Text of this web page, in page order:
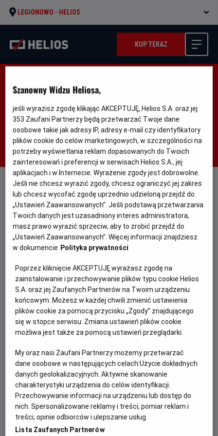
LEGIONOWO - HELIOS
KUP TERAZ
AKTUALNOŚCI
Filtruj
Brak aktualności w danej kategorii
1 2
NEWSLETTER
Szanowny Widzu Heliosa,
jeśli wyrazisz zgodę klikając AKCEPTUJĘ, Helios S.A. oraz jej
353 Zaufani Partnerzy będą przetwarzać Twoje dane
osobowe takie jak adresy IP, adresy e-mail czy identyfikatory
plików cookie do celów marketingowych, w szczególności na
potrzeby wyświetlania reklam dopasowanych do Twoich
zainteresowań i preferencji w serwisach Helios S.A., jej
aplikacjach i w Internecie. Wyrażenie zgody jest dobrowolne.
Jeśli nie chcesz wyrazić zgody, chcesz ograniczyć jej zakres
lub chcesz wycofać zgodę uprzednio udzieloną przejdź do
„Ustawień Zaawansowanych”. Jeśli podstawą przetwarzania
Twoich danych jest uzasadniony interes administratora,
masz prawo wyrazić sprzeciw, aby to zrobić przejdź do
„Ustawień Zaawansowanych”. Więcej informacji znajdziesz
w dokumencie Polityka prywatności
Poprzez kliknięcie AKCEPTUJĘ wyrażasz zgodę na
zainstalowanie i przechowywanie plików typu cookie Helios
S.A. oraz jej Zaufanych Partnerów na Twoim urządzeniu
końcowym. Możesz w każdej chwili zmienić ustawienia
plików cookie za pomocą przycisku „Zgody” znajdującego
się w stopce serwisu. Zmiana ustawień plików cookie
możliwa jest także za pomocą ustawień przeglądarki.
My oraz nasi Zaufani Partnerzy możemy przetwarzać
dane osobowe w następujących celach:Użycie dokładnych
danych geolokalizacyjnych. Aktywne skanowanie
charakterystyki urządzenia do celów identyfikacji.
Przechowywanie informacji na urządzeniu lub dostęp do
nich. Spersonalizowane reklamy i treści, pomiar reklam i
treści, opinie odbiorców i ulepszanie usług.
Lista Zaufanych Partnerów